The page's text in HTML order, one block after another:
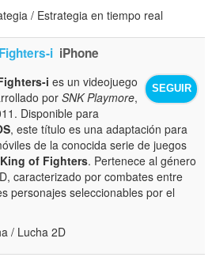
/ Estrategia en tiempo real
i iPhone
SEGUIR
i es un videojuego
porSNK Playmore,
Disponible para
, este título es una adaptación para
de la conocida serie de juegos
of Fighters. Pertenece al género
caracterizado por combates entre
personajes seleccionables por el
/ Lucha 2D